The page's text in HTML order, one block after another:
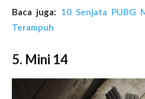
Baca juga: 10 Senjata PUBG
Terampuh
5. Mini 14